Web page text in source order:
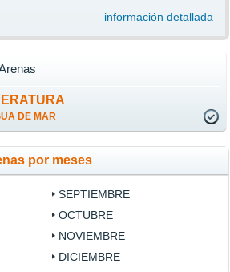
información detallada
DE MAR
por meses
SEPTIEMBRE
OCTUBRE
NOVIEMBRE
DICIEMBRE